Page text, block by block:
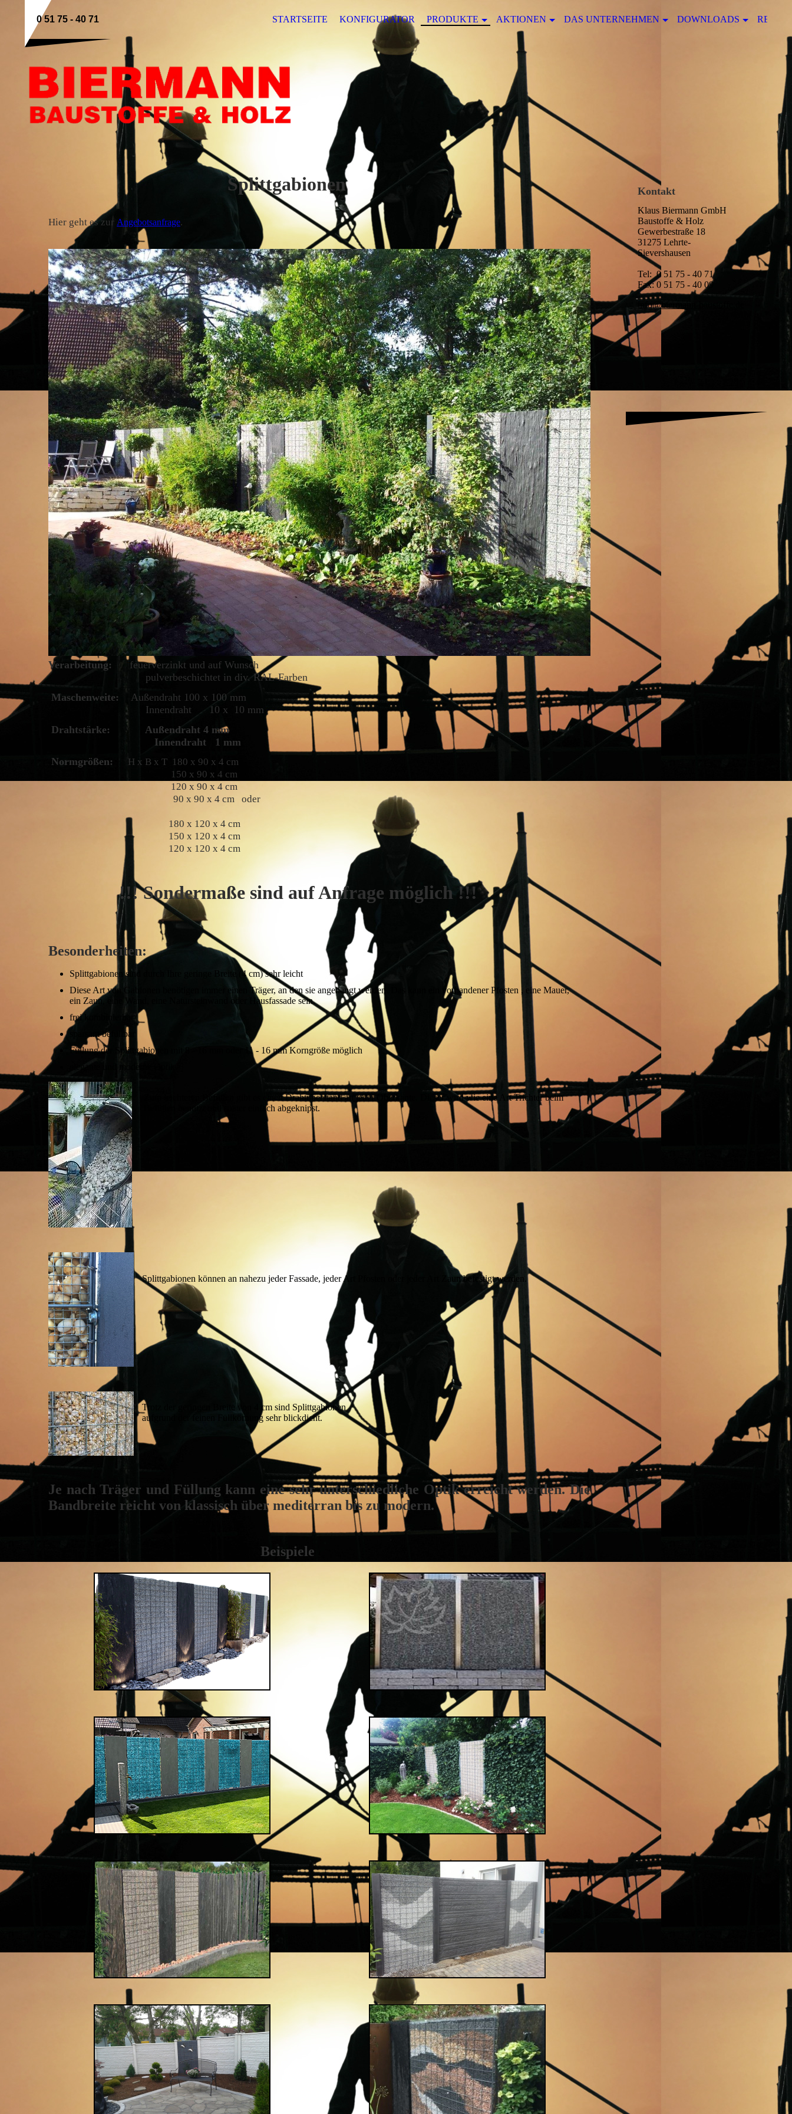
STARTSEITE KONFIGURATOR PRODUKTE AKTIONEN DAS UNTERNEHMEN DOWNLOADS
0 51 75 - 40 71
Splittgabionen
Hier geht es zur Angebotsanfrage.
Verarbeitung: feuerverzinkt und auf Wunsch
pulverbeschichtet in div. RAL-Farben
Maschenweite:
Außendraht 100 x 100 mm
Innendraht 10 x 10 mm
Drahtstärke: Außendraht 4 mm
Innendraht 1 mm
Normgrößen:
H x B x T 180 x 90 x 4 cm
150 x 90 x 4 cm
120 x 90 x 4 cm
90 x 90 x 4 cm oder
180 x 120 x 4 cm
150 x 120 x 4 cm
120 x 120 x 4 cm
!!! Sondermaße sind auf Anfrage möglich !!!
Besonderheiten:
Splittgabionen sind durch Ihre geringe Breite (4 cm) sehr leicht
Diese Art von Gabionen benötigen immer einen Träger, an den sie angehängt werden. Das kann ein vorhandener Pfosten , eine Mauer,
ein Zaun, eine Wand, eine Natursteinwand oder Hausfassade sein.
frei kombinierbar
sparsam befüllbar
Füllung der Splittgabionen mit 8 - 16 mm oder 11 - 16 mm Korngröße möglich
Zum leichteren Befüllen gibt es einen Drahtüberstand an jeder Oberkante. Dieser wird wie eine Art Trichter beim
Befüllen benutzt und später einfach abgeknipst.
Splittgabionen können an nahezu jeder Fassade, jeder Art Pfosten oder jeder Art Zaun befestigt werden.
Trotz der geringen Breite von 4 cm sind Splittgabionen
aufgrund der feinen Füllkörnung sehr blickdicht.
Je nach Träger und Füllung kann eine sehr unterschiedliche Optik erreicht werden. Die
Bandbreite reicht von klassisch über mediterran bis zu modern.
Beispiele
Kontakt
Klaus Biermann GmbH
Baustoffe & Holz
Gewerbestraße 18
31275 Lehrte-
Sievershausen
Tel: 0 51 75 - 40 71
Fax: 0 51 75 - 40 09
info@biermann-baustoffe.de